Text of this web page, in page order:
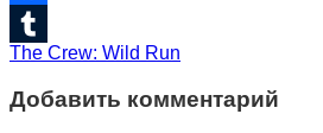
Facebook
Tumblr
The Crew: Wild Run
Добавить комментарий